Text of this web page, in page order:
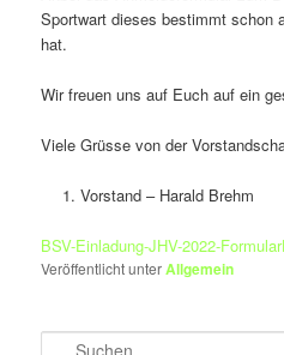
Sportwart dieses bestimmt schon
hat.
Wir freuen uns auf Euch auf ein
Viele Grüsse von der
Vorstand – Harald Brehm
BSV-Einladung-JHV-2022-Formular
Veröffentlicht unterAllgemein